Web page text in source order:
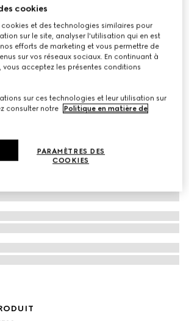
avec diamant 18 carats
cookies
et des technologies similaires pour
sur le site, analyser l'utilisation qui en est
efforts de marketing et vous permettre de
sur vos réseaux sociaux. En continuant à
vous acceptez les présentes conditions
sur ces technologies et leur utilisation sur
consulter notre
Politique en matière de
PARAMÈTRES DES
COOKIES